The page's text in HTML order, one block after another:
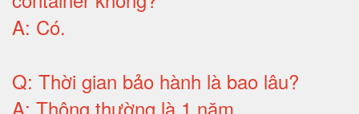
A: Có.
Q: Thời gian bảo hành là bao lâu?
A: Thông thường là 1 năm.